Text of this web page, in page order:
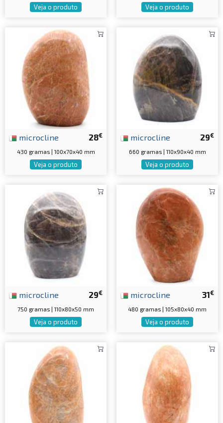
Veja o produto Veja o produto
28€
microcline
430 gramas | 100x70x40 mm
Veja o produto
29€
microcline
660 gramas | 110x90x40 mm
Veja o produto
29€
microcline
750 gramas | 110x80x50 mm
Veja o produto
31€
microcline
480 gramas | 105x80x40 mm
Veja o produto